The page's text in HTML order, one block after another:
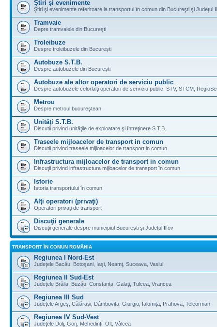
Ştiri şi evenimente
Ştiri şi evenimente referitoare la transportul în comun din Bucureşti şi Judeţul
Tramvaie
Depre tramvaiele din Bucureşti
Troleibuze
Despre troleibuzele din Bucureşti
Autobuze S.T.B.
Despre autobuzele din Bucureşti
Autobuze ale altor operatori de serviciu public
Despre autobuzele celorlalţi operatori de serviciu public: STV, STCM,
Metrou
Despre metroul bucureştean
Unităţi S.T.B.
Discutii privind unităţile de exploatare şi întreţinere S.T.B.
Traseele mijloacelor de transport in comun
Discutii privind traseele mijloacelor de transport in comun
Infrastructura mijloacelor de transport in comun
Discuţii privind infrastructura mijloacelor de transport în comun
Istorie
Istoria transportului în comun
Alţi operatori (privaţi)
Operatori privaţi de transport
Discuţii generale
Discuţii generale despre municipiul Bucureşti şi Judeţul Ilfov
TRANSPORT ÎN COMUN ROMÂNIA
Regiunea I Nord-Est
Judeţele Bacău, Botoşani, Iaşi, Neamţ, Suceava, Vaslui
Regiunea II Sud-Est
Judeţele Brăila, Buzău, Constanţa, Galaţi, Tulcea, Vrancea
Regiunea III Sud
Judeţele Argeş, Călăraşi, Dâmboviţa, Giurgiu, Ialomiţa, Prahova, Teleorman
Regiunea IV Sud-Vest
Judeţele Dolj, Gorj, Mehedinţi, Olt, Vâlcea